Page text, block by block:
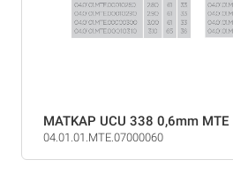
MATKAP UCU 338 0,6mm MTE
04.01.01.MTE.07000060